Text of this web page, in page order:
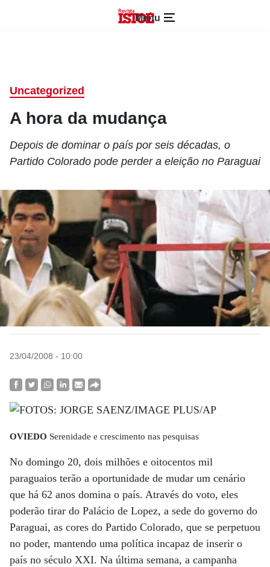
Menu
Uncategorized
A hora da mudança
Depois de dominar o país por seis décadas, o
Partido Colorado pode perder a eleição no Paraguai
23/04/2008 - 10:00
OVIEDO Serenidade e crescimento nas pesquisas
No domingo 20, dois milhões e oitocentos mil
paraguaios terão a oportunidade de mudar um cenário
que há 62 anos domina o país. Através do voto, eles
poderão tirar do Palácio de Lopez, a sede do governo do
Paraguai, as cores do Partido Colorado, que se perpetuou
no poder, mantendo uma política incapaz de inserir o
país no século XXI. Na última semana, a campanha